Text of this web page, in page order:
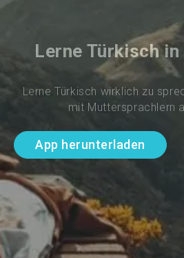
Lerne Türkisch
Lerne Türkisch wirklich zu
mit Muttersprachlern
App herunterladen